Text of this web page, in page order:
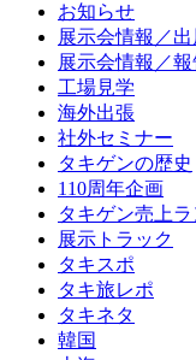
お知らせ
展示会情報／
展示会情報／報
工場見学
海外出張
社外セミナー
タキゲンの歴史
110周年企画
タキゲン売上
展示トラック
タキスポ
タキ旅レポ
タキネタ
韓国